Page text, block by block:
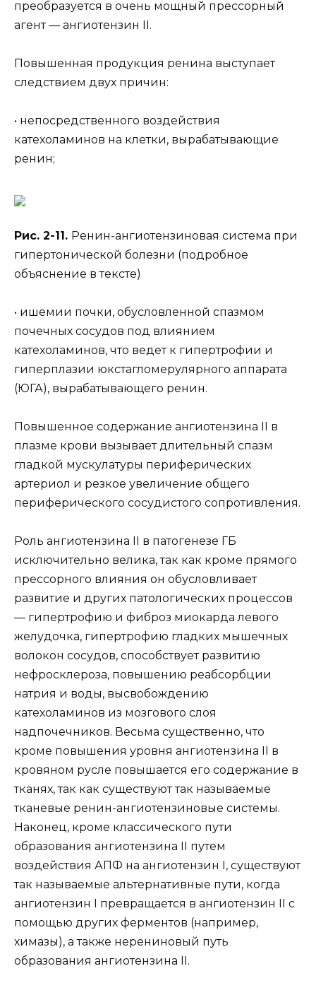
преобразуется в очень мощный прессорный
агент — ангиотензин II.
Повышенная продукция ренина выступает
следствием двух причин:
• непосредственного воздействия
катехоламинов на клетки, вырабатывающие
ренин;
Рис. 2-11. Ренин-ангиотензиновая система при
гипертонической болезни (подробное
объяснение в тексте)
• ишемии почки, обусловленной спазмом
почечных сосудов под влиянием
катехоламинов, что ведет к гипертрофии и
гиперплазии юкстагломерулярного аппарата
(ЮГА), вырабатывающего ренин.
Повышенное содержание ангиотензина II в
плазме крови вызывает длительный спазм
гладкой мускулатуры периферических
артериол и резкое увеличение общего
периферического сосудистого сопротивления.
Роль ангиотензина II в патогенезе ГБ
исключительно велика, так как кроме прямого
прессорного влияния он обусловливает
развитие и других патологических процессов
— гипертрофию и фиброз миокарда левого
желудочка, гипертрофию гладких мышечных
волокон сосудов, способствует развитию
нефросклероза, повышению реабсорбции
натрия и воды, высвобождению
катехоламинов из мозгового слоя
надпочечников. Весьма существенно, что
кроме повышения уровня ангиотензина II в
кровяном русле повышается его содержание в
тканях, так как существуют так называемые
тканевые ренин-ангиотензиновые системы.
Наконец, кроме классического пути
образования ангиотензина II путем
воздействия АПФ на ангиотензин I, существуют
так называемые альтернативные пути, когда
ангиотензин I превращается в ангиотензин II с
помощью других ферментов (например,
химазы), а также нерениновый путь
образования ангиотензина II.